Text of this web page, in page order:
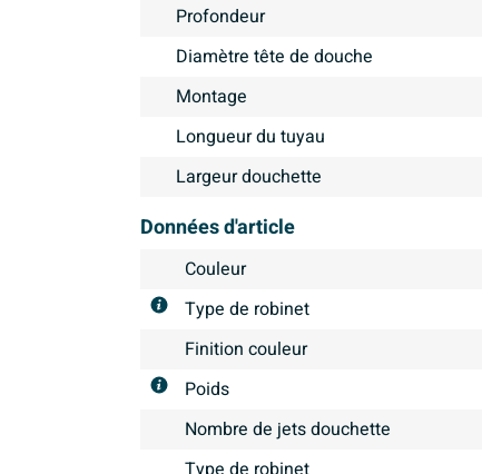
Profondeur
Diamètre tête de douche
Montage
Longueur du tuyau
Largeur douchette
Données d'article
Couleur
Type de robinet
Finition couleur
Poids
Nombre de jets douchette